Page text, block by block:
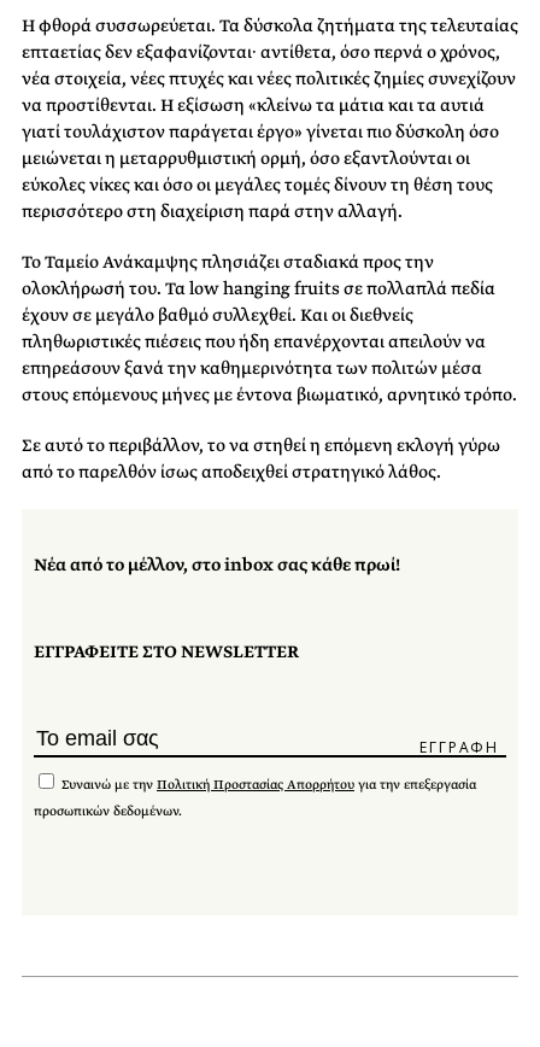
Η φθορά συσσωρεύεται. Τα δύσκολα ζητήματα της τελευταίας
επταετίας δεν εξαφανίζονται· αντίθετα, όσο περνά ο χρόνος,
νέα στοιχεία, νέες πτυχές και νέες πολιτικές ζημίες συνεχίζουν
να προστίθενται. Η εξίσωση «κλείνω τα μάτια και τα αυτιά
γιατί τουλάχιστον παράγεται έργο» γίνεται πιο δύσκολη όσο
μειώνεται η μεταρρυθμιστική ορμή, όσο εξαντλούνται οι
εύκολες νίκες και όσο οι μεγάλες τομές δίνουν τη θέση τους
περισσότερο στη διαχείριση παρά στην αλλαγή.
Το Ταμείο Ανάκαμψης πλησιάζει σταδιακά προς την
ολοκλήρωσή του. Τα low hanging fruits σε πολλαπλά πεδία
έχουν σε μεγάλο βαθμό συλλεχθεί. Και οι διεθνείς
πληθωριστικές πιέσεις που ήδη επανέρχονται απειλούν να
επηρεάσουν ξανά την καθημερινότητα των πολιτών μέσα
στους επόμενους μήνες με έντονα βιωματικό, αρνητικό τρόπο.
Σε αυτό το περιβάλλον, το να στηθεί η επόμενη εκλογή γύρω
από το παρελθόν ίσως αποδειχθεί στρατηγικό λάθος.
Νέα από το μέλλον, στο inbox σας κάθε πρωί!
ΕΓΓΡΑΦΕΙΤΕ ΣΤΟ NEWSLETTER
Συναινώ με την Πολιτική Προστασίας Απορρήτου για την επεξεργασία
προσωπικών δεδομένων.